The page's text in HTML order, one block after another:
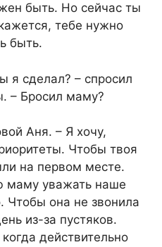
быть. Но сейчас ты
тебе нужно
быть.
я сделал? – спросил
– Бросил маму?
Аня. – Я хочу,
Чтобы твоя
на первом месте.
маму уважать наше
Чтобы она не звонила
из-за пустяков.
действительно